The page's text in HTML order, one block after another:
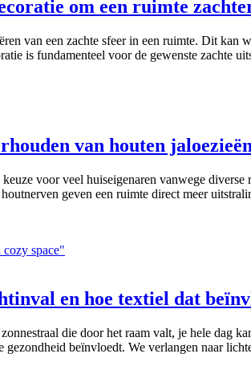
om een ruimte
van een zachte sfeer in een ruimte. Dit
is fundamenteel voor de gewenste zachte
van houten
voor veel huiseigenaren vanwege
geven een ruimte direct meer
en hoe textiel dat
die door het raam valt, je hele dag
gezondheid beïnvloedt. We verlangen naar